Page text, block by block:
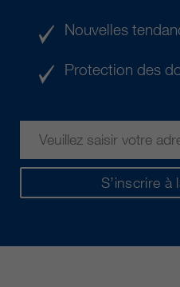
S’inscrire à
Nouvelles
Protection des